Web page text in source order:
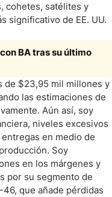
cohetes, satélites y
significativo de EE. UU.
BA tras su último
de $23,95 mil millones y
las estimaciones de
Aún así, soy
niveles excesivos
en medio de
Soy
en los márgenes y
por su segmento de
que añade pérdidas